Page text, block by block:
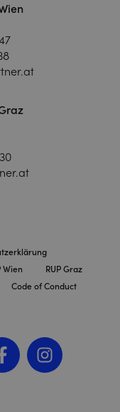
Wien
RUP Graz
Code of Conduct